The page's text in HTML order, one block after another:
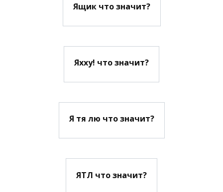
Ящик что значит?
Яхху! что значит?
Я тя лю что значит?
ЯТЛ что значит?